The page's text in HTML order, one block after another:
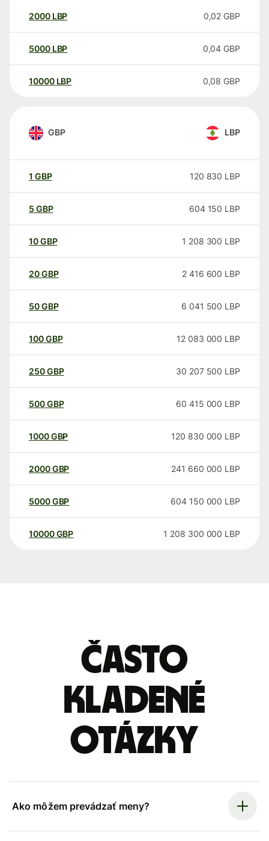
2000 LBP 0,02 GBP
5000 LBP 0,04 GBP
10000 LBP 0,08 GBP
GBP LBP
1 GBP 120 830 LBP
5 GBP 604 150 LBP
10GBP 1 208 300 LBP
20GBP 2 416 600 LBP
50GBP 6 041 500 LBP
100GBP 12 083 000 LBP
250GBP 30 207 500 LBP
500GBP 60 415 000 LBP
1000GBP 120 830 000 LBP
2000GBP 241 660 000 LBP
5000GBP 604 150 000 LBP
10000 GBP 1 208 300 000 LBP
Často
kladené
otázky
Ako môžem prevádzať meny?